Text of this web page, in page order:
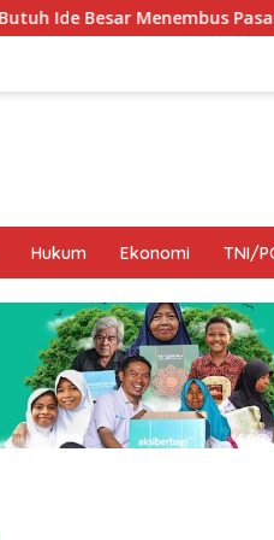
Pasar Global, Habib Aboe
Hukum Ekonomi TNI/